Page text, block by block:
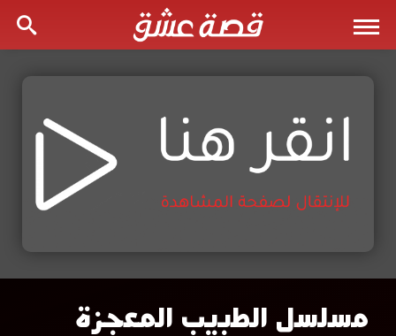
مسلسل
مسلسل الطبيب المعجزة